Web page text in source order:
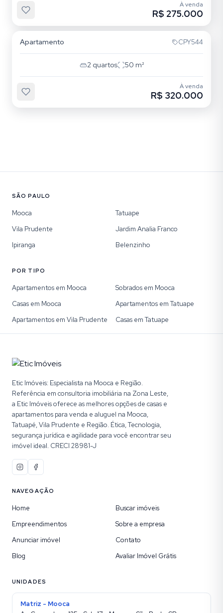
À venda
R$ 275.000
Apartamento CPY544
2 quartos 50 m²
À venda
R$ 320.000
SÃO PAULO
Mooca
Tatuape
Vila Prudente
Jardim Analia Franco
Ipiranga
Belenzinho
POR TIPO
Apartamentos em Mooca
Sobrados em Mooca
Casas em Mooca
Apartamentos em Tatuape
Apartamentos em Vila Prudente
Casas em Tatuape
Etic Imóveis: Especialista na Mooca e Região.
Referência em consultoria imobiliária na Zona Leste,
a Etic Imóveis oferece as melhores opções de casas e
apartamentos para venda e aluguel na Mooca,
Tatuapé, Vila Prudente e Região. Ética, Tecnologia,
segurança jurídica e agilidade para você encontrar seu
imóvel ideal. CRECI 28981-J
NAVEGAÇÃO
Home
Buscar imóveis
Empreendimentos
Sobre a empresa
Anunciar imóvel
Contato
Blog
Avaliar Imóvel Grátis
UNIDADES
Matriz - Mooca